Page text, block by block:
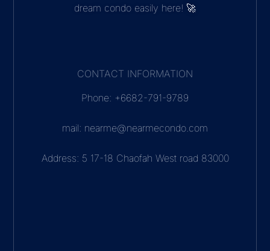
dream condo easily here! 🚀
CONTACT INFORMATION
Phone: +6682-791-9789
mail: nearme@nearmecondo.com
Address: 5 17-18 Chaofah West road 83000